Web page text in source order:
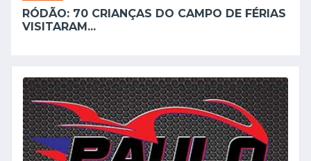
RÓDÃO: 70 CRIANÇAS DO CAMPO DE FÉRIAS
VISITARAM...